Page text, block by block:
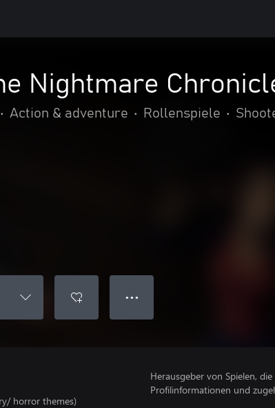
Nightmare
• Action & adventure • Rollenspiele •
● ● ●
horror themes)
Herausgeber von Spielen,
Profilinformationen und